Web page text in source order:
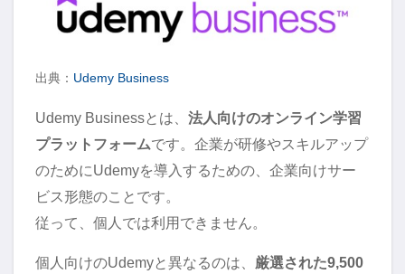
出典： Udemy Business
Udemy Businessとは、 法人向けのオンライン学習
プラットフォームです。企業が研修やスキルアップ
のためにUdemyを導入するための、企業向けサー
ビス形態のことです。
従って、個人では利用できません。
個人向けのUdemyと異なるのは、 厳選された9,500